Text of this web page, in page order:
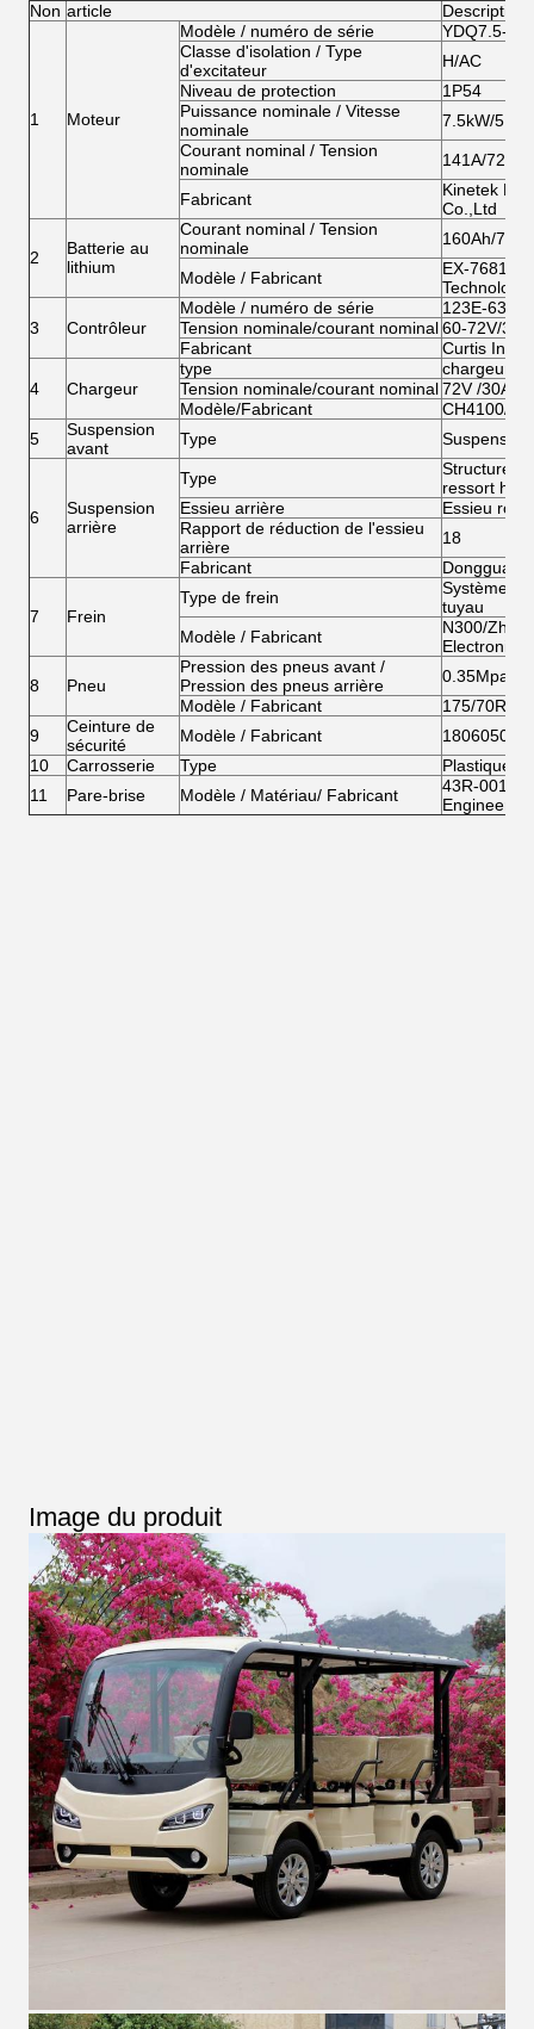
Non article Description
1 Moteur
Modèle / numéro de série
YDQ7.5-4-
Classe d'isolation / Type
d'excitateur
H/AC
Niveau de protection
1P54
Puissance nominale / Vitesse
nominale
7.5kW/
Courant nominal / Tension
nominale
141A/72V
Fabricant
Kinetek
Co.,Ltd
2
Batterie au
lithium
Courant nominal / Tension
nominale
160Ah/72V
Modèle / Fabricant
EX-
Technology
3 Contrôleur
Modèle / numéro de série
123E-
Tension nominale/courant nominal60-72V/
Fabricant
Curtis
4 Chargeur
type
chargeur
Tension nominale/courant nominal72V /30A
Modèle/Fabricant
CH4100/
5
Suspension
avant
Type
6
Suspension
arrière
Type
Structure
ressort
Essieu arrière
Essieu
Rapport de réduction de l'essieu
arrière
18
Fabricant
Dongguan
7 Frein
Type de frein
Système
tuyau
Modèle / Fabricant
N300/
Electronic
8 Pneu
Pression des pneus avant /
Pression des pneus arrière
0.35Mpa/
Modèle / Fabricant
175/
9
Ceinture de
sécurité
Modèle / Fabricant
18060501/
10
Carrosserie Type
Plastique
11
Pare-brise Modèle / Matériau/ Fabricant
43R-
Image du produit